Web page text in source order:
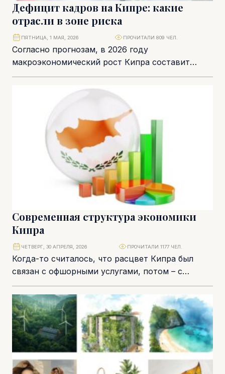
Дефицит кадров на Кипре: какие
отрасли в зоне риска
Согласно прогнозам, в 2026 году
макроэкономический рост Кипра составит
2,6%. Позитивный сценарий обусловлен
внутренним спросом и финансовыми
ПЯТНИЦА, 1 МАЯ, 2026 ПРОЧИТАЛИ 809 ЧЕЛ.
Современная структура экономики
Кипра
Когда-то считалось, что расцвет Кипра был
связан с офшорными услугами, потом – с
надёжной банковской сферой и растущим
рынком недвижимости....
ЧЕТВЕРГ, 30 АПРЕЛЯ, 2026 ПРОЧИТАЛИ 1177 ЧЕЛ.